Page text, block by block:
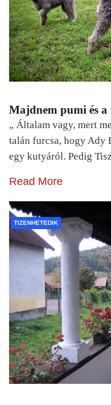
Majdnem pumi és a
„ Általam vagy, mert
talán furcsa, hogy Ady
egy kutyáról. Pedig
Read More
TIZENHETEDIK